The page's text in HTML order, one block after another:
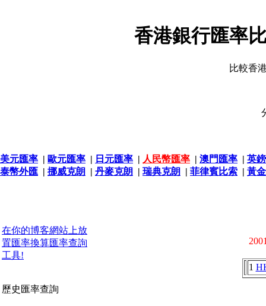
香港銀行匯率
比較香
美元匯率 | 歐元匯率 | 日元匯率 | 人民幣匯率 | 澳門匯率 | 英
泰幣外匯 | 挪威克朗 | 丹麥克朗 | 瑞典克朗 | 菲律賓比索 | 黃
在你的博客網站上放
置匯率換算匯率查詢
工具!
歷史匯率查詢
1